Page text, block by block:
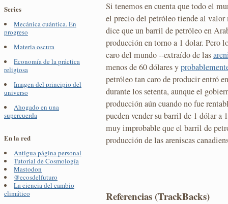
Series
Mecánica cuántica. En
progreso
Materia oscura
Economía de la práctica
religiosa
Imagen del principio del
universo
Ahogado en una
supercuerda
En la red
Antigua página personal
Tutorial de Cosmología
Mastodon
@ecosdelfuturo
La ciencia del cambio
climático
Si tenemos en cuenta que todo el
el precio del petróleo tiende al
dice que un barril de petróleo en
producción en torno a 1 dolar. Pero
caro del mundo --extraído de las
menos de 60 dólares y
petróleo tan caro de producir entró
durante los setenta, aunque el
producción aún cuando no fue
pueden vender su barril de 1 dólar a
muy improbable que el barril de
producción de las areniscas
Referencias (TrackBacks)